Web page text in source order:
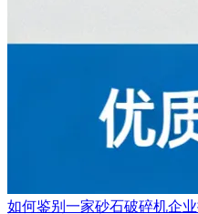
如何鉴别一家砂石破碎机企